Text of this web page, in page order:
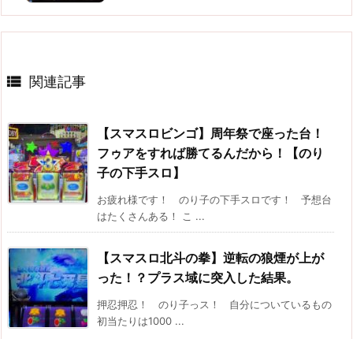
 関連記事
【スマスロビンゴ】周年祭で座った台！
フゥアをすれば勝てるんだから！【のり
子の下手スロ】
お疲れ様です！ のり子の下手スロです！ 予想台
はたくさんある！ こ ...
【スマスロ北斗の拳】逆転の狼煙が上が
った！？プラス域に突入した結果。
押忍押忍！ のり子っス！ 自分についているもの
初当たりは1000 ...